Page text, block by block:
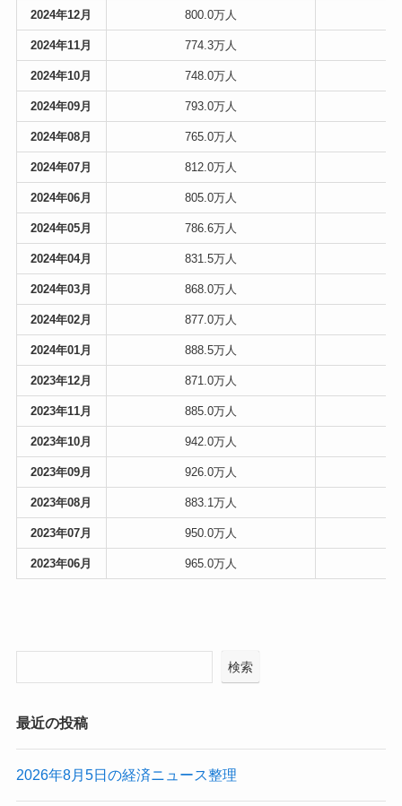
2024年12月 800.0万人
2024年11月 774.3万人
2024年10月 748.0万人
2024年09月 793.0万人
2024年08月 765.0万人
2024年07月 812.0万人
2024年06月 805.0万人
2024年05月 786.6万人
2024年04月 831.5万人
2024年03月 868.0万人
2024年02月 877.0万人
2024年01月 888.5万人
2023年12月 871.0万人
2023年11月 885.0万人
2023年10月 942.0万人
2023年09月 926.0万人
2023年08月 883.1万人
2023年07月 950.0万人
2023年06月 965.0万人
検索
最近の投稿
2026年8月5日の経済ニュース整理